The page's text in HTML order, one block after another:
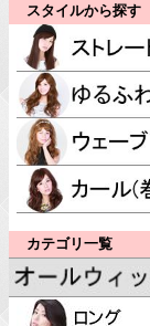
スタイルから探す
カテゴリ一覧